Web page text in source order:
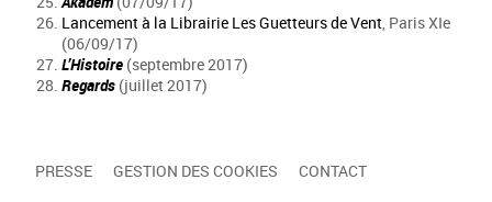
Lancement à la Librairie Les Guetteurs de Vent, Paris XIe
(06/09/17)
L’Histoire (septembre 2017)
Regards (juillet 2017)
PRESSE GESTION DES COOKIES CONTACT